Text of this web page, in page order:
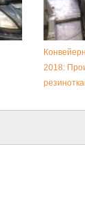
2018: